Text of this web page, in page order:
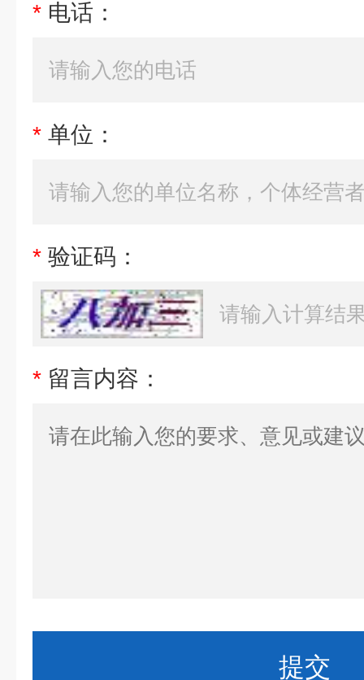
* 电话：
* 单位：
* 验证码：
* 留言内容：